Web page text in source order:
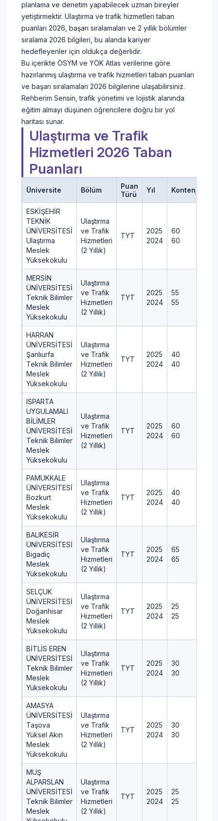
planlama ve denetim yapabilecek uzman bireyler
yetiştirmektir. Ulaştırma ve trafik hizmetleri taban
puanları 2026, başarı sıralamaları ve 2 yıllık bölümler
sıralama 2026 bilgileri, bu alanda kariyer
hedefleyenler için oldukça değerlidir.
Bu içerikte ÖSYM ve YÖK Atlas verilerine göre
hazırlanmış ulaştırma ve trafik hizmetleri taban puanları
ve başarı sıralamaları 2026 bilgilerine ulaşabilirsiniz.
Rehberim Sensin, trafik yönetimi ve lojistik alanında
eğitim almayı düşünen öğrencilere doğru bir yol
haritası sunar.
Ulaştırma ve Trafik
Hizmetleri 2026 Taban
Puanları
Üniversite Bölüm
Puan
Türü
Yıl Kontenjan
ESKİŞEHİR
TEKNİK
ÜNİVERSİTESİ
Ulaştırma
Meslek
Yüksekokulu
Ulaştırma
ve Trafik
Hizmetleri
(2 Yıllık)
TYT
2025
2024
60
60
MERSİN
ÜNİVERSİTESİ
Teknik Bilimler
Meslek
Yüksekokulu
Ulaştırma
ve Trafik
Hizmetleri
(2 Yıllık)
TYT
2025
2024
55
55
HARRAN
ÜNİVERSİTESİ
Şanlıurfa
Teknik Bilimler
Meslek
Yüksekokulu
Ulaştırma
ve Trafik
Hizmetleri
(2 Yıllık)
TYT
2025
2024
40
40
ISPARTA
UYGULAMALI
BİLİMLER
ÜNİVERSİTESİ
Teknik Bilimler
Meslek
Yüksekokulu
Ulaştırma
ve Trafik
Hizmetleri
(2 Yıllık)
TYT
2025
2024
60
60
PAMUKKALE
ÜNİVERSİTESİ
Bozkurt
Meslek
Yüksekokulu
Ulaştırma
ve Trafik
Hizmetleri
(2 Yıllık)
TYT
2025
2024
40
40
BALIKESİR
ÜNİVERSİTESİ
Bigadiç
Meslek
Yüksekokulu
Ulaştırma
ve Trafik
Hizmetleri
(2 Yıllık)
TYT
2025
2024
65
65
SELÇUK
ÜNİVERSİTESİ
Doğanhisar
Meslek
Yüksekokulu
Ulaştırma
ve Trafik
Hizmetleri
(2 Yıllık)
TYT
2025
2024
25
25
BİTLİS EREN
ÜNİVERSİTESİ
Teknik Bilimler
Meslek
Yüksekokulu
Ulaştırma
ve Trafik
Hizmetleri
(2 Yıllık)
TYT
2025
2024
30
30
AMASYA
ÜNİVERSİTESİ
Taşova
Yüksel Akın
Meslek
Yüksekokulu
Ulaştırma
ve Trafik
Hizmetleri
(2 Yıllık)
TYT
2025
2024
30
30
MUŞ
ALPARSLAN
ÜNİVERSİTESİ
Teknik Bilimler
Meslek
Ulaştırma
ve Trafik
Hizmetleri
(2 Yıllık)
TYT
2025
2024
25
25